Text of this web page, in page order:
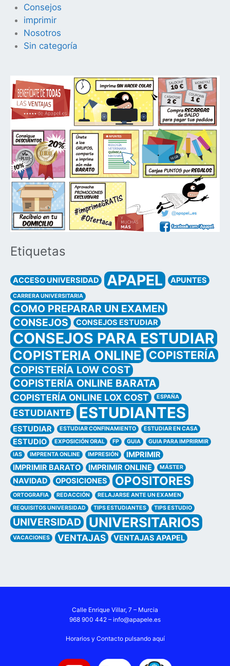
Consejos
imprimir
Nosotros
Sin categoría
Etiquetas
ACCESO UNIVERSIDAD APAPEL APUNTES
CARRERA UNIVERSITARIA
COMO PREPARAR UN EXAMEN
CONSEJOS
CONSEJOS ESTUDIAR
CONSEJOS PARA ESTUDIAR
COPISTERIA ONLINE COPISTERÍA
COPISTERÍA LOW COST
COPISTERÍA ONLINE BARATA
COPISTERÍA ONLINE LOX COST ESPAÑA
ESTUDIANTE ESTUDIANTES
ESTUDIAR ESTUDIAR CONFINAMIENTO ESTUDIAR EN CASA
ESTUDIO EXPOSICIÓN ORAL FP GUIA
GUIA PARA IMPRIRMIR
IAS
IMPRENTA ONLINE IMPRESIÓN
IMPRIMIR
IMPRIMIR BARATO
IMPRIMIR ONLINE MÁSTER
NAVIDAD OPOSICIONES OPOSITORES
ORTOGRAFIA REDACCIÓN
RELAJARSE ANTE UN EXAMEN
REQUISITOS UNIVERSIDAD
TIPS ESTUDIANTES TIPS ESTUDIO
UNIVERSIDAD UNIVERSITARIOS
VACACIONES VENTAJAS VENTAJAS APAPEL
Calle Enrique Villar, 7 – Murcia
968 900 442 – info@apapele.es
Horarios y Contacto pulsando aquí